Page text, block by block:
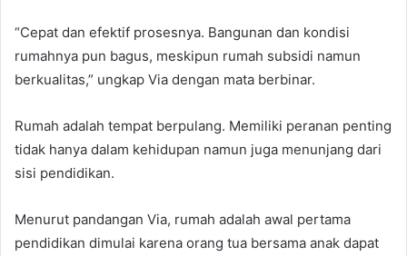
“Cepat dan efektif prosesnya. Bangunan dan kondisi
rumahnya pun bagus, meskipun rumah subsidi namun
berkualitas,” ungkap Via dengan mata berbinar.
Rumah adalah tempat berpulang. Memiliki peranan penting
tidak hanya dalam kehidupan namun juga menunjang dari
sisi pendidikan.
Menurut pandangan Via, rumah adalah awal pertama
pendidikan dimulai karena orang tua bersama anak dapat